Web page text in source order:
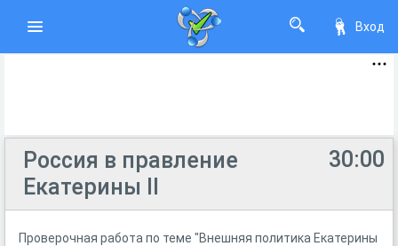
Вход
30:00
Россия в правление
Екатерины II
Проверочная работа по теме "Внешняя политика Екатерины